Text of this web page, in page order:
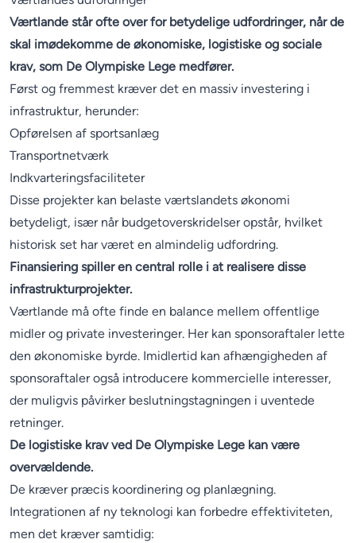
Værtlande står ofte over for betydelige udfordringer, når de
skal imødekomme de økonomiske, logistiske og sociale
krav, som De Olympiske Lege medfører.
Først og fremmest kræver det en massiv investering i
infrastruktur, herunder:
Opførelsen af sportsanlæg
Transportnetværk
Indkvarteringsfaciliteter
Disse projekter kan belaste værtslandets økonomi
betydeligt, især når budgetoverskridelser opstår, hvilket
historisk set har været en almindelig udfordring.
Finansiering spiller en central rolle i at realisere disse
infrastrukturprojekter.
Værtlande må ofte finde en balance mellem offentlige
midler og private investeringer. Her kan sponsoraftaler lette
den økonomiske byrde. Imidlertid kan afhængigheden af
sponsoraftaler også introducere kommercielle interesser,
der muligvis påvirker beslutningstagningen i uventede
retninger.
De logistiske krav ved De Olympiske Lege kan være
overvældende.
De kræver præcis koordinering og planlægning.
Integrationen af ny teknologi kan forbedre effektiviteten,
men det kræver samtidig: